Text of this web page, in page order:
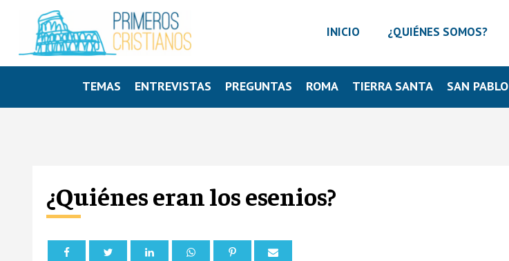
INICIO ¿QUIÉNES SOMOS?
TEMAS ENTREVISTAS PREGUNTAS ROMA TIERRA SANTA SAN PABLO
¿Quiénes eran los esenios?